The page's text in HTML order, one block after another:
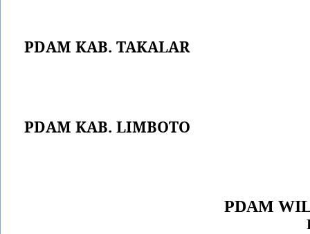
PDAM KAB. TAKALAR
PDAM KAB. LIMBOTO
PDAM